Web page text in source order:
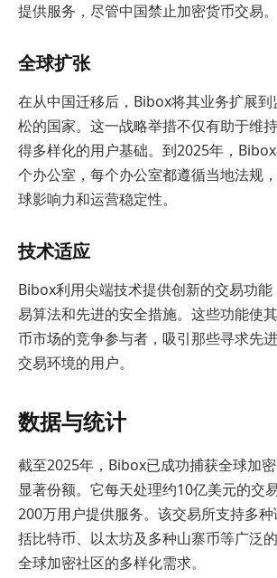
提供服务，尽管中国禁止加密货币交易。
全球扩张
在从中国迁移后，Bibox将其业务扩展
松的国家。这一战略举措不仅有助于维
得多样化的用户基础。到2025年，
个办公室，每个办公室都遵循当地法规
球影响力和运营稳定性。
技术适应
Bibox利用尖端技术提供创新的交易功
易算法和先进的安全措施。这些功能使
币市场的竞争参与者，吸引那些寻求先
交易环境的用户。
数据与统计
截至2025年，Bibox已成功捕获全球加
显著份额。它每天处理约10亿美元的交
200万用户提供服务。该交易所支持多
括比特币、以太坊及多种山寨币等广泛
全球加密社区的多样化需求。